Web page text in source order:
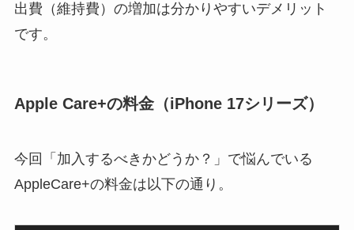
出費（維持費）の増加は分かりやすいデメリット
です。
Apple Care+の料金（iPhone 17シリーズ）
今回「加入するべきかどうか？」で悩んでいる
AppleCare+の料金は以下の通り。